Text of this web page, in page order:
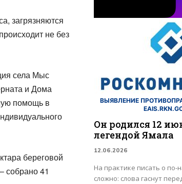
загрязняются
не без
села Мыс
и Дома
помощь в
береговой
собрано 41
ВЫЯВЛЕНИЕ
Он родился 12
легендой Ямала
12.06.2026
На практике писать о
сложно: слова гаснут